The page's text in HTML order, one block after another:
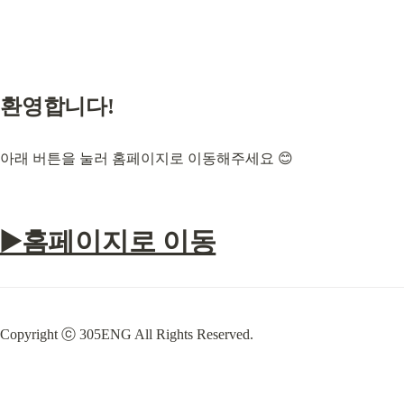
환영합니다!
아래 버튼을 눌러 홈페이지로 이동해주세요 😊
▶️홈페이지로 이동
Copyright ⓒ 305ENG All Rights Reserved.